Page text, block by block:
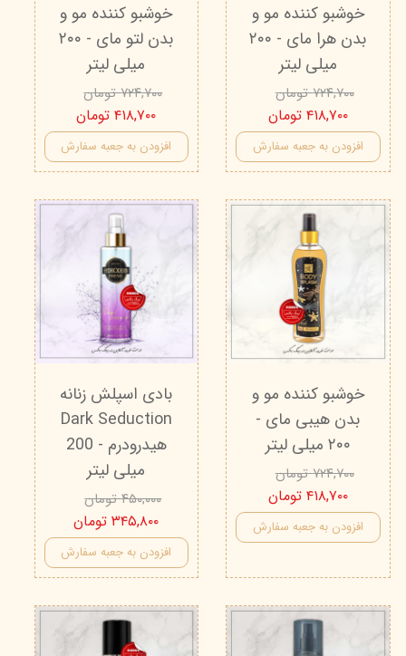
خوشبو کننده مو و
بدن هرا مای - ۲۰۰
میلی لیتر
۷۲۴,۷۰۰ تومان
۴۱۸,۷۰۰ تومان
افزودن به جعبه سفارش
خوشبو کننده مو و
بدن لتو مای - ۲۰۰
میلی لیتر
۷۲۴,۷۰۰ تومان
۴۱۸,۷۰۰ تومان
افزودن به جعبه سفارش
خوشبو کننده مو و
بدن هیبی مای -
۲۰۰ میلی لیتر
۷۲۴,۷۰۰ تومان
۴۱۸,۷۰۰ تومان
افزودن به جعبه سفارش
بادی اسپلش زنانه
Dark Seduction
هیدرودرم - 200
میلی لیتر
۴۵۰,۰۰۰ تومان
۳۴۵,۸۰۰ تومان
افزودن به جعبه سفارش